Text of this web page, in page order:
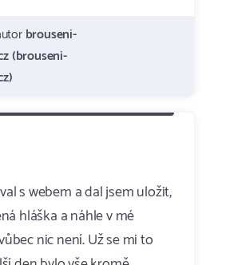
brouseni-
(brouseni-
s webem a dal jsem uložit,
hláška a náhle v mé
nic není. Už se mi to